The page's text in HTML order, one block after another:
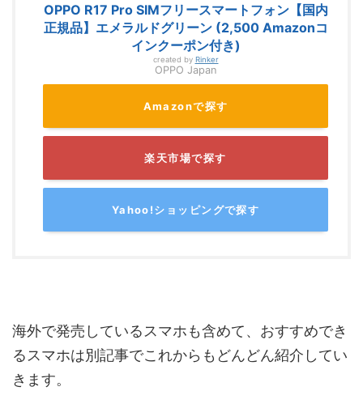
OPPO R17 Pro SIMフリースマートフォン【国内
正規品】エメラルドグリーン (2,500 Amazonコ
インクーポン付き)
created by Rinker
OPPO Japan
Amazonで探す
楽天市場で探す
Yahoo!ショッピングで探す
海外で発売しているスマホも含めて、おすすめでき
るスマホは別記事でこれからもどんどん紹介してい
きます。